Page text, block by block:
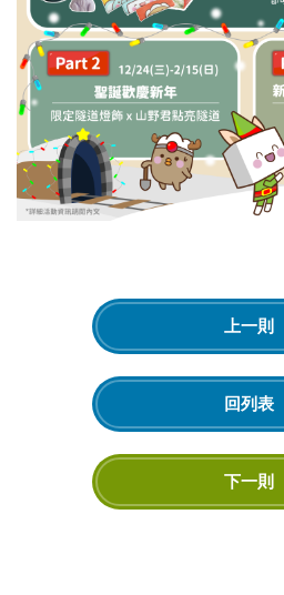
上一則
回列表
下一則